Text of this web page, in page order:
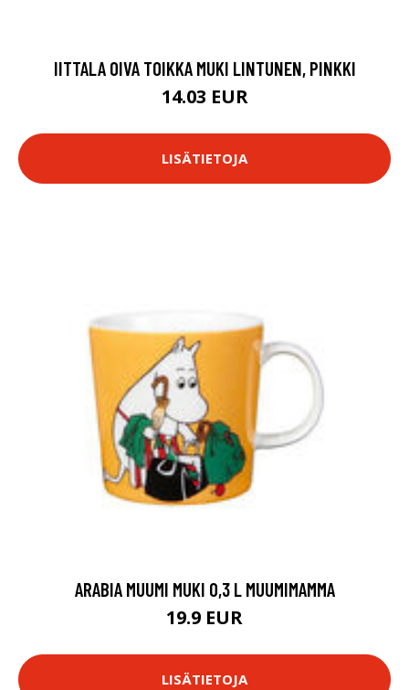
IITTALA OIVA TOIKKA MUKI LINTUNEN, PINKKI
14.03 EUR
LISÄTIETOJA
ARABIA MUUMI MUKI 0,3 L MUUMIMAMMA
19.9 EUR
LISÄTIETOJA